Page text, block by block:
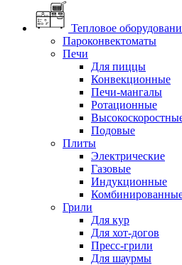
Тепловое
Пароконвектоматы
Печи
Для пиццы
Конвекционные
Печи-мангалы
Ротационные
Подовые
Плиты
Электрические
Газовые
Индукционные
Грили
Для кур
Для хот-догов
Пресс-грили
Для шаурмы